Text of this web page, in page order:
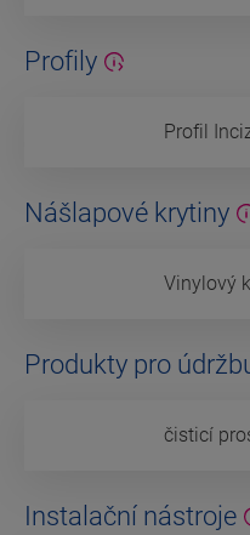
Profily
Profil
Nášlapové krytiny
Vinylový
Produkty pro
čisticí
Instalační nástroje